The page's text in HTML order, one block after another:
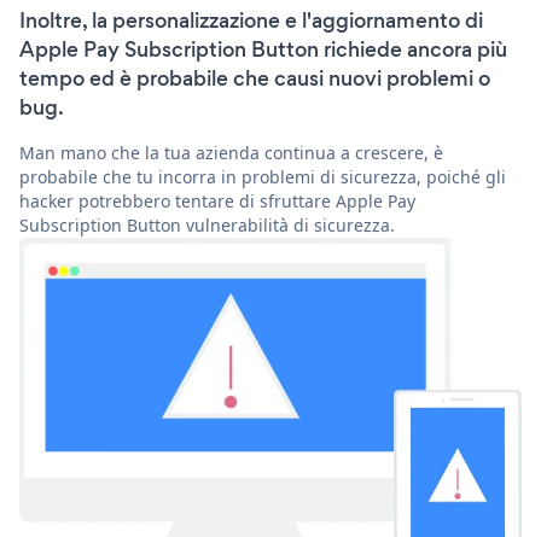
Inoltre, la personalizzazione e l'aggiornamento di
Apple Pay Subscription Button richiede ancora più
tempo ed è probabile che causi nuovi problemi o
bug.
Man mano che la tua azienda continua a crescere, è
probabile che tu incorra in problemi di sicurezza, poiché gli
hacker potrebbero tentare di sfruttare Apple Pay
Subscription Button vulnerabilità di sicurezza.